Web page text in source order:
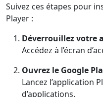
Suivez ces étapes pour
Player :
Déverrouillez votre
Accédez à l’écran
Ouvrez le Google
Lancez l’application
d’applications.